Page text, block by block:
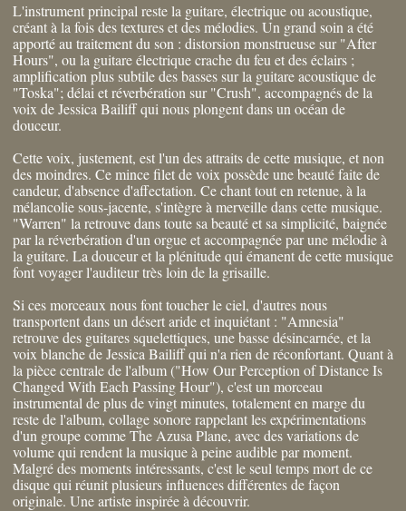
L'instrument principal reste la guitare, électrique ou acoustique,
créant à la fois des textures et des mélodies. Un grand soin a été
apporté au traitement du son : distorsion monstrueuse sur "After
Hours", ou la guitare électrique crache du feu et des éclairs ;
amplification plus subtile des basses sur la guitare acoustique de
"Toska"; délai et réverbération sur "Crush", accompagnés de la
voix de Jessica Bailiff qui nous plongent dans un océan de
douceur.
Cette voix, justement, est l'un des attraits de cette musique, et non
des moindres. Ce mince filet de voix possède une beauté faite de
candeur, d'absence d'affectation. Ce chant tout en retenue, à la
mélancolie sous-jacente, s'intègre à merveille dans cette musique.
"Warren" la retrouve dans toute sa beauté et sa simplicité, baignée
par la réverbération d'un orgue et accompagnée par une mélodie à
la guitare. La douceur et la plénitude qui émanent de cette musique
font voyager l'auditeur très loin de la grisaille.
Si ces morceaux nous font toucher le ciel, d'autres nous
transportent dans un désert aride et inquiétant : "Amnesia"
retrouve des guitares squelettiques, une basse désincarnée, et la
voix blanche de Jessica Bailiff qui n'a rien de réconfortant. Quant à
la pièce centrale de l'album ("How Our Perception of Distance Is
Changed With Each Passing Hour"), c'est un morceau
instrumental de plus de vingt minutes, totalement en marge du
reste de l'album, collage sonore rappelant les expérimentations
d'un groupe comme The Azusa Plane, avec des variations de
volume qui rendent la musique à peine audible par moment.
Malgré des moments intéressants, c'est le seul temps mort de ce
disque qui réunit plusieurs influences différentes de façon
originale. Une artiste inspirée à découvrir.